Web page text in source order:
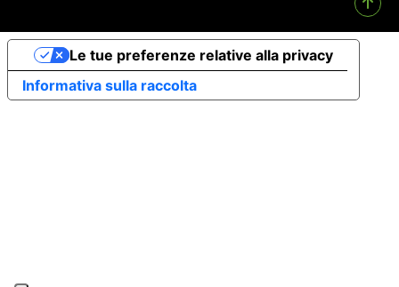
Informativa sulla raccolta
Le tue preferenze relative alla privacy